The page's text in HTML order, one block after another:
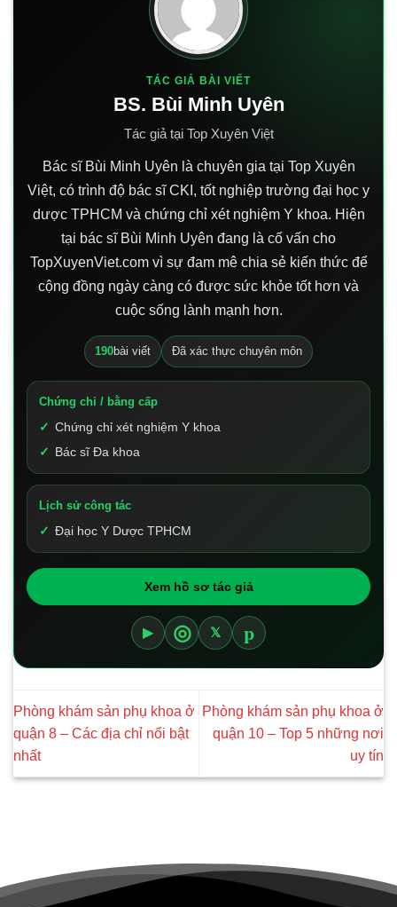
TÁC GIẢ BÀI VIẾT
BS. Bùi Minh Uyên
Tác giả tại Top Xuyên Việt
Bác sĩ Bùi Minh Uyên là chuyên gia tại Top Xuyên
Việt, có trình độ bác sĩ CKI, tốt nghiệp trường đại học y
dược TPHCM và chứng chỉ xét nghiệm Y khoa. Hiện
tại bác sĩ Bùi Minh Uyên đang là cố vấn cho
TopXuyenViet.com vì sự đam mê chia sẻ kiến thức để
cộng đồng ngày càng có được sức khỏe tốt hơn và
cuộc sống lành mạnh hơn.
190bài viết Đã xác thực chuyên môn
Chứng chỉ / bằng cấp
Chứng chỉ xét nghiệm Y khoa
Bác sĩ Đa khoa
Lịch sử công tác
Đại học Y Dược TPHCM
Xem hồ sơ tác giả
▶ ◎ 𝕏 p
Phòng khám sản phụ khoa ở
quận 8 – Các địa chỉ nổi bật
nhất
Phòng khám sản phụ khoa ở
quận 10 – Top 5 những nơi
uy tín